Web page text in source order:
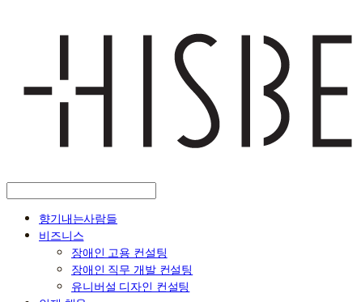
향기내는사람들
비즈니스
장애인 고용 컨설팅
장애인 직무 개발 컨설팅
유니버설 디자인 컨설팅